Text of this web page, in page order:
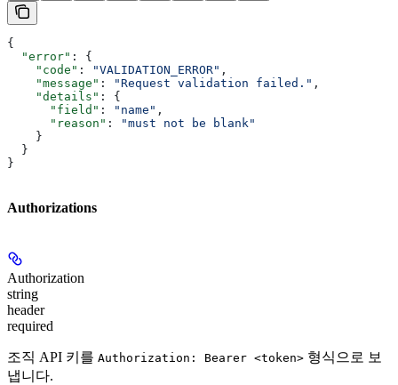
{
  "error"
: {
    "code"
: "VALIDATION_ERROR" ,
    "message"
: "Request validation failed." ,
    "details"
: {
      "field"
: "name" ,
      "reason"
:
"must not be blank"
    }
  }
}
Authorizations
Authorization
string
header
required
조직 API 키를 Authorization: Bearer <token> 형식으로 보
냅니다.